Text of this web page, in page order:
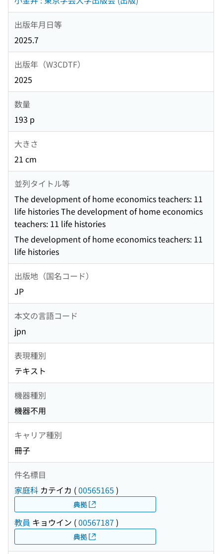
出版年月日等
2025.7
出版年（W3CDTF）
2025
数量
193 p
大きさ
21 cm
並列タイトル等
The development of home economics teachers: 11
life histories The development of home economics
teachers: 11 life histories
The development of home economics teachers: 11
life histories
出版地（国名コード）
JP
本文の言語コード
jpn
表現種別
テキスト
機器種別
機器不用
キャリア種別
冊子
件名標目
家庭科 カテイカ (00565165 )
典拠
教員 キョウイン (00567187 )
典拠